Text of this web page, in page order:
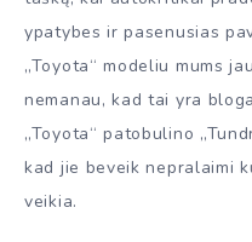
ypatybes ir pasenusias
„Toyota“ modeliu mums
nemanau, kad tai yra
„Toyota“ patobulino
kad jie beveik nepralaimi
veikia.